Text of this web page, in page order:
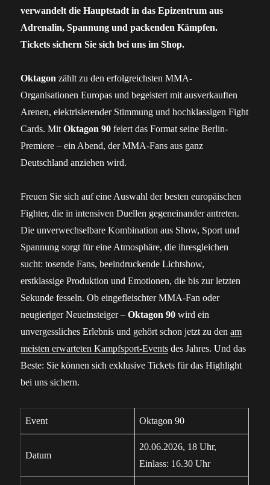
verwandelt die Hauptstadt in das Epizentrum aus
Adrenalin, Spannung und packenden Kämpfen.
Tickets sichern Sie sich bei uns im Shop.
Oktagon zählt zu den erfolgreichsten MMA-
Organisationen Europas und begeistert mit ausverkauften
Arenen, elektrisierender Stimmung und hochklassigen Fight
Cards. MitOktagon 90 feiert das Format seine Berlin-
Premiere – ein Abend, der MMA-Fans aus ganz
Deutschland anziehen wird.
Freuen Sie sich auf eine Auswahl der besten europäischen
Fighter, die in intensiven Duellen gegeneinander antreten.
Die unverwechselbare Kombination aus Show, Sport und
Spannung sorgt für eine Atmosphäre, die ihresgleichen
sucht: tosende Fans, beeindruckende Lichtshow,
erstklassige Produktion und Emotionen, die bis zur letzten
Sekunde fesseln. Ob eingefleischter MMA-Fan oder
neugieriger Neueinsteiger –Oktagon 90 wird ein
unvergessliches Erlebnis und gehört schon jetzt zu denam
meisten erwarteten Kampfsport-Events des Jahres. Und das
Beste: Sie können sich exklusive Tickets für das Highlight
bei uns sichern.
Event Oktagon 90
Datum
20.06.2026, 18 Uhr,
Einlass: 16.30 Uhr